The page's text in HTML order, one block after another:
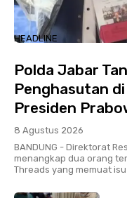
HEADLINE
Polda Jabar
Penghasutan
Presiden
8 Agustus 2026
BANDUNG - Direktorat
menangkap dua orang
Threads yang memuat